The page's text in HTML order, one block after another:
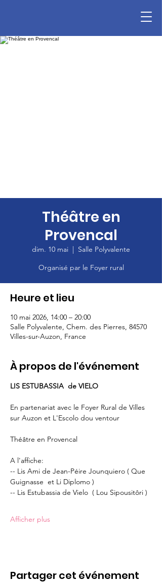
Théâtre en
Provencal
dim. 10 mai
  |
Salle Polyvalente
Organisé par le Foyer rural
Heure et lieu
10 mai 2026, 14:00 – 20:00
Salle Polyvalente, Chem. des Pierres, 84570
Villes-sur-Auzon, France
À propos de l'événement
LIS ESTUBASSIA  de VIELO
En partenariat avec le Foyer Rural de Villes
sur Auzon et L'Escolo dou ventour
Théâtre en Provencal
A l'affiche:
-- Lis Ami de Jean-Péire Jounquiero ( Que
Guignasse  et Li Diplomo )
-- Lis Estubassia de Vielo  ( Lou Sipousitôri )
Afficher plus
Partager cet événement